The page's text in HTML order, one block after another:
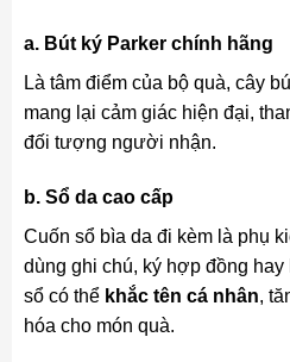
a. Bút ký Parker chính hãng
Là tâm điểm của bộ quà, cây
mang lại cảm giác hiện đại,
đối tượng người nhận.
b. Sổ da cao cấp
Cuốn sổ bìa da đi kèm là phụ
dùng ghi chú, ký hợp đồng hay
sổ có thể khắc tên cá nhân,
hóa cho món quà.